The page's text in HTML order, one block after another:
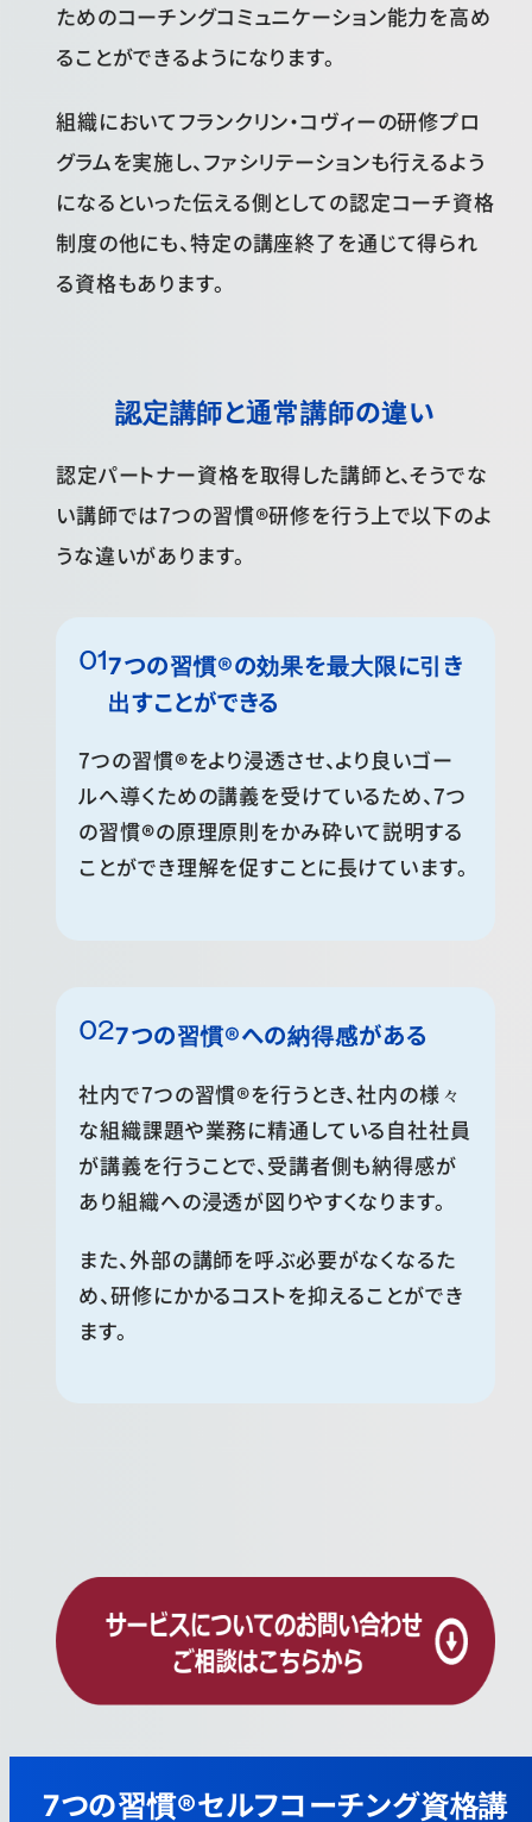
ためのコーチングコミュニケーション能力を高め
ることができるようになります。
組織においてフランクリン・コヴィーの研修プロ
グラムを実施し、ファシリテーションも行えるよう
になるといった伝える側としての認定コーチ資格
制度の他にも、特定の講座終了を通じて得られ
る資格もあります。
認定講師と通常講師の違い
認定パートナー資格を取得した講師と、そうでな
い講師では7つの習慣®研修を行う上で以下のよ
うな違いがあります。
7つの習慣®の効果を最大限に引き
出すことができる
7つの習慣®をより浸透させ、より良いゴー
ルへ導くための講義を受けているため、7つ
の習慣®の原理原則をかみ砕いて説明する
ことができ理解を促すことに長けています。
7つの習慣®への納得感がある
社内で7つの習慣®を行うとき、社内の様々
な組織課題や業務に精通している自社社員
が講義を行うことで、受講者側も納得感が
あり組織への浸透が図りやすくなります。
また、外部の講師を呼ぶ必要がなくなるた
め、研修にかかるコストを抑えることができ
ます。
7つの習慣®セルフコーチング資格講